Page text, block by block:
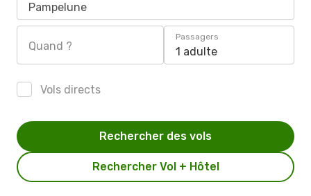
Pampelune
Quand ?
Passagers
1 adulte
Vols directs
Rechercher Vol + Hôtel
Rechercher des vols